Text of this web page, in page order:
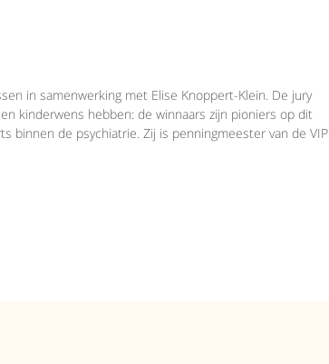
in samenwerking met Elise Knoppert-Klein. De jury
kinderwens hebben: de winnaars zijn pioniers op dit
binnen de psychiatrie. Zij is penningmeester van de VIP